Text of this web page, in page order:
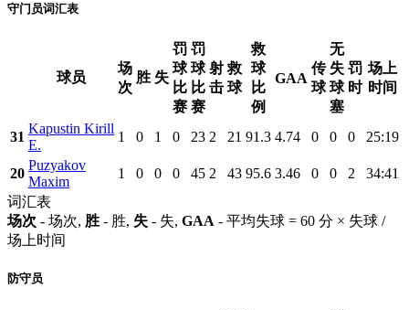
守门员词汇表
球员
场
次
胜 失
罚
球
比
赛
罚
球
比
赛
射
击
救
球
救
球
比
例
GAA
传
球
无
失
球
塞
罚
时
场上
时间
31
Kapustin Kirill
E.
1 0 1 0 23 2 21 91.3 4.74 0 0 0 25:19
20
Puzyakov
Maxim
1 0 0 0 45 2 43 95.6 3.46 0 0 2
34:41
词汇表
场次 - 场次, 胜 - 胜, 失 - 失, GAA - 平均失球 = 60 分 × 失球 /
场上时间
防守员